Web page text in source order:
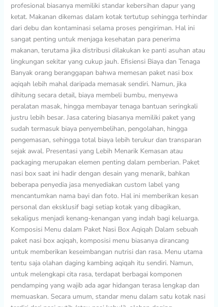
profesional biasanya memiliki standar kebersihan dapur yang
ketat. Makanan dikemas dalam kotak tertutup sehingga terhindar
dari debu dan kontaminasi selama proses pengiriman. Hal ini
sangat penting untuk menjaga kesehatan para penerima
makanan, terutama jika distribusi dilakukan ke panti asuhan atau
lingkungan sekitar yang cukup jauh. Efisiensi Biaya dan Tenaga
Banyak orang beranggapan bahwa memesan paket nasi box
aqiqah lebih mahal daripada memasak sendiri. Namun, jika
dihitung secara detail, biaya membeli bumbu, menyewa
peralatan masak, hingga membayar tenaga bantuan seringkali
justru lebih besar. Jasa catering biasanya memiliki paket yang
sudah termasuk biaya penyembelihan, pengolahan, hingga
pengemasan, sehingga total biaya lebih terukur dan transparan
sejak awal. Presentasi yang Lebih Menarik Kemasan atau
packaging merupakan elemen penting dalam pemberian. Paket
nasi box saat ini hadir dengan desain yang menarik, bahkan
beberapa penyedia jasa menyediakan custom label yang
mencantumkan nama bayi dan foto. Hal ini memberikan kesan
personal dan eksklusif bagi setiap kotak yang dibagikan,
sekaligus menjadi kenang-kenangan yang indah bagi keluarga.
Komposisi Menu dalam Paket Nasi Box Aqiqah Dalam sebuah
paket nasi box aqiqah, komposisi menu biasanya dirancang
untuk memberikan keseimbangan nutrisi dan rasa. Menu utama
tentu saja olahan daging kambing aqiqah itu sendiri. Namun,
untuk melengkapi cita rasa, terdapat berbagai komponen
pendamping yang wajib ada agar hidangan terasa lengkap dan
memuaskan. Secara umum, standar menu dalam satu kotak nasi